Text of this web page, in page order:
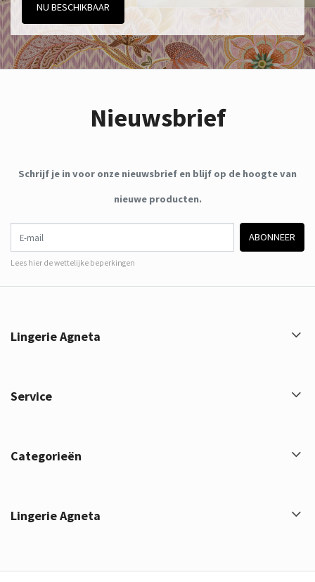
NU BESCHIKBAAR
Nieuwsbrief
Schrijf je in voor onze nieuwsbrief en blijf op de hoogte van
nieuwe producten.
ABONNEER
Lees hier de wettelijke beperkingen
Lingerie Agneta
Service
Categorieën
Lingerie Agneta